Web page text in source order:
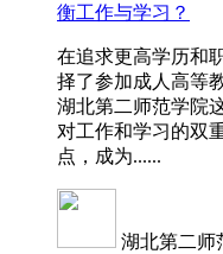
衡工作与学习？
在追求更高学历和
择了参加成人高等
湖北第二师范学院
对工作和学习的双
点，成为......
湖北第二师